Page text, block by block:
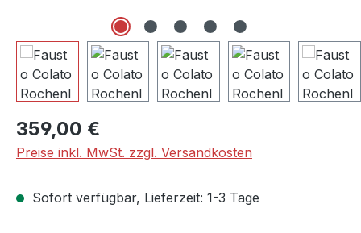
Regulärer Preis:
359,00 €
Preise inkl. MwSt. zzgl. Versandkosten
Sofort verfügbar, Lieferzeit: 1-3 Tage